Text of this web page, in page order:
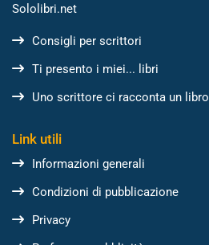
Sololibri.net
Consigli per scrittori
Ti presento i miei... libri
Uno scrittore ci racconta un libro
Link utili
Informazioni generali
Condizioni di pubblicazione
Privacy